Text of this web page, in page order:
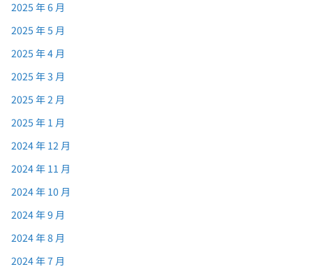
2025 年 6 月
2025 年 5 月
2025 年 4 月
2025 年 3 月
2025 年 2 月
2025 年 1 月
2024 年 12 月
2024 年 11 月
2024 年 10 月
2024 年 9 月
2024 年 8 月
2024 年 7 月